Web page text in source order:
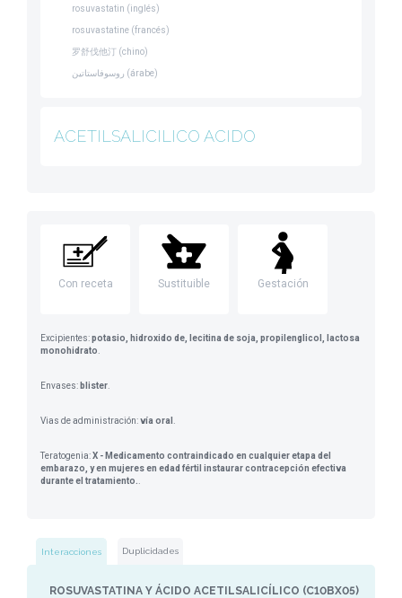
rosuvastatin (inglés)
rosuvastatine (francés)
罗舒伐他汀 (chino)
روسوفاستاتين (árabe)
ACETILSALICILICO ACIDO
Con receta Sustituible Gestación
Excipientes:potasio, hidroxido de, lecitina de soja, propilenglicol, lactosa
monohidrato
Envases: blister
Vias de administración:vía oral
Teratogenia:X - Medicamento contraindicado en cualquier etapa del
embarazo, y en mujeres en edad fértil instaurar contracepción efectiva
durante el tratamiento.
Interacciones Duplicidades
ROSUVASTATINA Y ÁCIDO ACETILSALICÍLICO (C10BX05)